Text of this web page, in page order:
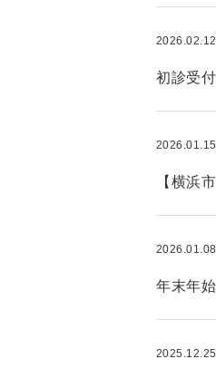
2026.02.12
初診受
2026.01.15
【横浜
2026.01.08
年末年
2025.12.25